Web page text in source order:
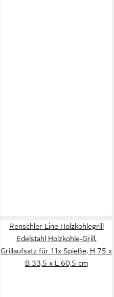
Renschler Line Holzkohlegrill
Edelstahl Holzkohle-Grill,
Grillaufsatz für 11x Spieße, H 75 x
B 33,5 x L 60,5 cm